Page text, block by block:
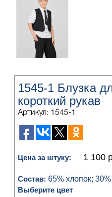
1545-1 Блузка
короткий рукав
Артикул: 1545-1
Цена за штуку: 1 100
Состав: 65% хлопок;
Выберите цвет